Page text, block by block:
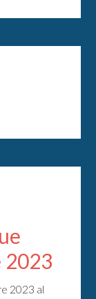
2023
2023 al